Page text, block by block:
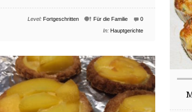
0
Für die Familie
Level: Fortgeschritten
In: Hauptgerichte